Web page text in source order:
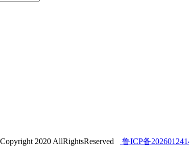
2020 AllRightsReserved 鲁ICP备